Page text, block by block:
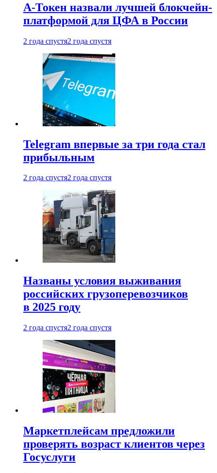
А-Токен назвали лучшей блокчейн-
платформой для ЦФА в России
2 года спустя2 года спустя
Telegram впервые за три года стал
прибыльным
2 года спустя2 года спустя
Названы условия выживания
российских грузоперевозчиков
в 2025 году
2 года спустя2 года спустя
Маркетплейсам предложили
проверять возраст клиентов через
Госуслуги